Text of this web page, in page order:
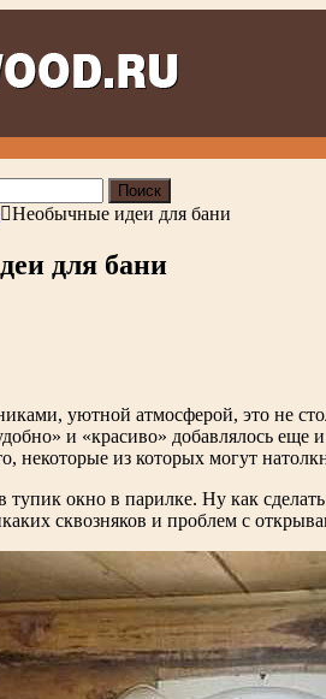
Необычные идеи для бани
для бани
уютной атмосферой, это не
и «красиво» добавлялось еще
некоторые из которых могут
тупик окно в парилке. Ну как
сквозняков и проблем с